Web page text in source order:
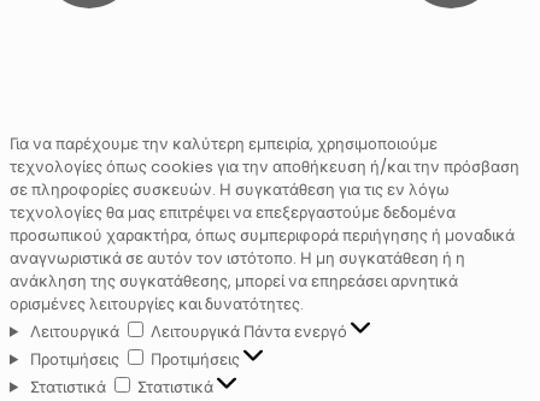
Για να παρέχουμε την καλύτερη εμπειρία, χρησιμοποιούμε
τεχνολογίες όπως cookies για την αποθήκευση ή/και την πρόσβαση
σε πληροφορίες συσκευών. Η συγκατάθεση για τις εν λόγω
τεχνολογίες θα μας επιτρέψει να επεξεργαστούμε δεδομένα
προσωπικού χαρακτήρα, όπως συμπεριφορά περιήγησης ή μοναδικά
αναγνωριστικά σε αυτόν τον ιστότοπο. Η μη συγκατάθεση ή η
ανάκληση της συγκατάθεσης, μπορεί να επηρεάσει αρνητικά
ορισμένες λειτουργίες και δυνατότητες.
Λειτουργικά
Λειτουργικά Πάντα ενεργό
Προτιμήσεις
Προτιμήσεις
Στατιστικά
Στατιστικά